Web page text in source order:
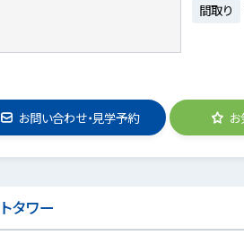
間取り
お問い合わせ・見学予約
タワー